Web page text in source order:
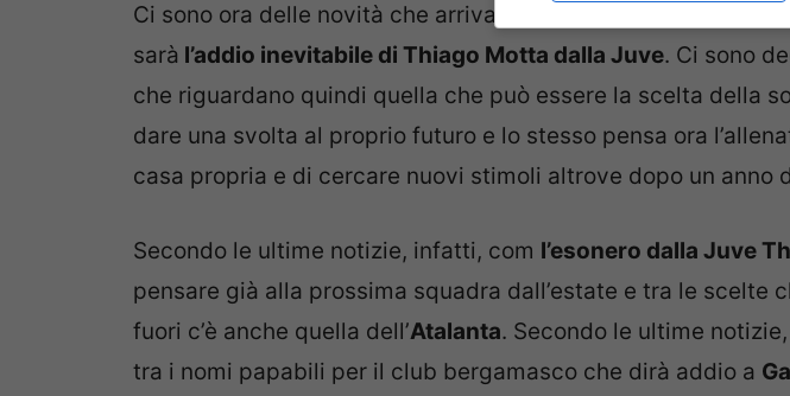
Ci sono ora delle novità che arrivano e che possono portare
sarà l’addio inevitabile di Thiago Motta dalla Juve. Ci sono
che riguardano quindi quella che può essere la scelta della
dare una svolta al proprio futuro e lo stesso pensa ora
casa propria e di cercare nuovi stimoli altrove dopo un anno
Secondo le ultime notizie, infatti, com l’esonero dalla Juve
pensare già alla prossima squadra dall’estate e tra le scelte
fuori c’è anche quella dell’Atalanta. Secondo le ultime
tra i nomi papabili per il club bergamasco che dirà addio a